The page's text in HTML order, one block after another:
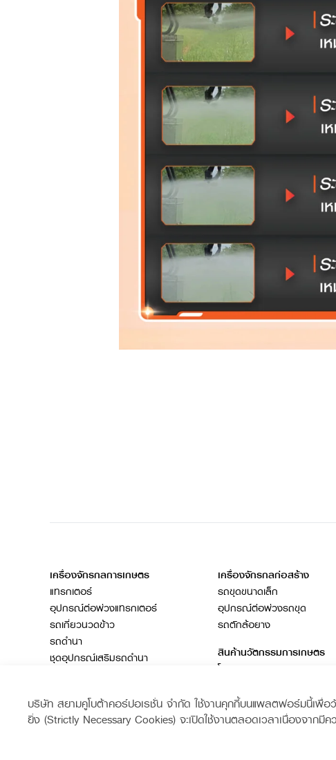
บริษัท สยามคูโบต้าคอร์ปอเรชั่น จำกัด ใช้งานคุกกี้บนแพลตฟอร์มนี้เพื่อ
ยิ่ง (Strictly Necessary Cookies) จะเปิดใช้งานตลอดเวลาเนื่องจา
เครื่องจักรกลการเกษตร
แทรกเตอร์
อุปกรณ์ต่อพ่วงแทรกเตอร์
รถเกี่ยวนวดข้าว
รถดำนา
ชุดอุปกรณ์เสริมรถดำนา
สินค้าอื่น ๆ
เครื่องจักรกลก่อสร้าง
รถขุดขนาดเล็ก
อุปกรณ์ต่อพ่วงรถขุด
รถตักล้อยาง
สินค้านวัตกรรมการเกษตร
โดรนการเกษตร